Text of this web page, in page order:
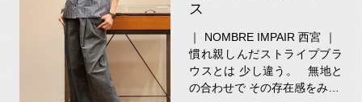
ス
｜ NOMBRE IMPAIR 西宮 ｜
慣れ親しんだストライプブラ
ウスとは 少し違う。 無地と
の合わせで その存在感をみ…